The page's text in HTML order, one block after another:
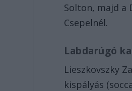
Solton, majd a
Csepelnél.
Labdarúgó
Lieszkovszky
kispályás